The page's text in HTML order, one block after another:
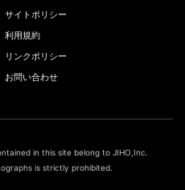
サイトポリシー
利用規約
リンクポリシー
お問い合わせ
in this site belong to JIHO,Inc.
is strictly prohibited.